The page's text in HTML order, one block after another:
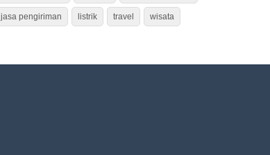
jasa pengiriman listrik travel wisata